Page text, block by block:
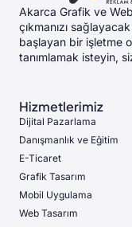
Akarca Grafik ve
çıkmanızı
başlayan bir işletme
tanımlamak isteyin,
Hizmetlerimiz
Dijital Pazarlama
Danışmanlık ve Eğitim
E-Ticaret
Grafik Tasarım
Mobil Uygulama
Web Tasarım